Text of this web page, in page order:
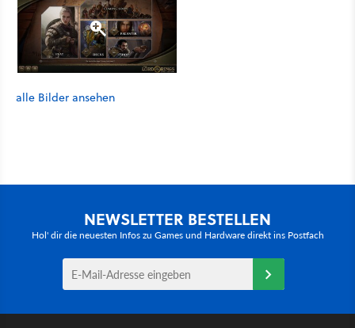
alle Bilder ansehen
NEWSLETTER BESTELLEN
Hol' dir die neuesten Infos zu Games und Hardware direkt ins Postfach